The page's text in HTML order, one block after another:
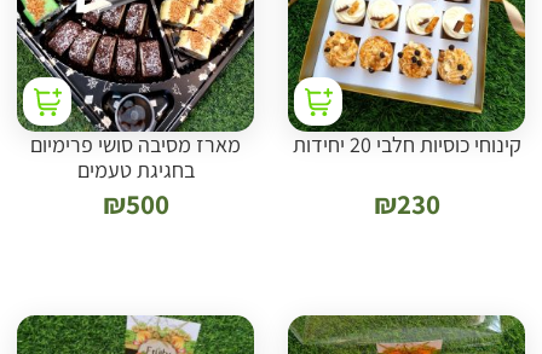
קינוחי כוסיות חלבי 20 יחידות
₪230
מארז מסיבה סושי פרימיום
בחגיגת טעמים
₪500